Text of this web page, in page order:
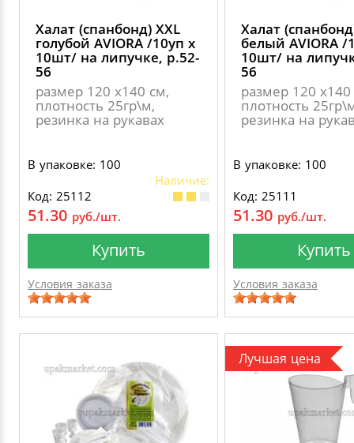
Халат (спанбонд) XXL
голубой AVIORA /10уп х
10шт/ на липучке, р.52-
56
размер 120 х140 см,
плотность 25гр\м,
резинка на рукавах
В упаковке: 100
Наличие:
Код: 25112
51.30 руб./шт.
Купить
Условия заказа
Халат
белый AVIORA /
10шт/ на
56
размер 120
плотность
резинка на
В упаковке: 100
Код: 25111
51.30 руб./шт.
Купить
Условия заказа
Лучшая цена